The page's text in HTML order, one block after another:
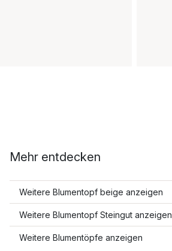
Mehr entdecken
Weitere Blumentopf beige anzeigen
Weitere Blumentopf Steingut anzeigen
Weitere Blumentöpfe anzeigen